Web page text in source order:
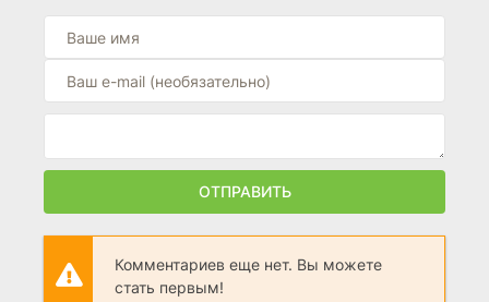
ОТПРАВИТЬ
Комментариев еще нет. Вы можете
стать первым!